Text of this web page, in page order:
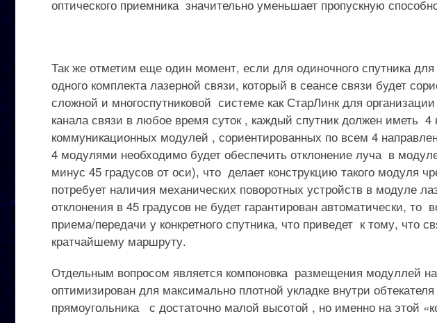
оптического приемника значительно уменьшает пропускную
Так же отметим еще один момент, если для одиночного спутника
одного комплекта лазерной связи, который в сеансе связи будет
сложной и многоспутниковой системе как СтарЛинк для
канала связи в любое время суток , каждый спутник должен иметь
коммуникационных модулей , сориентированных по всем 4
4 модулями необходимо будет обеспечить отклонение луча в
минус 45 градусов от оси), что делает конструкцию такого модуля
потребует наличия механических поворотных устройств в модуле
отклонения в 45 градусов не будет гарантирован автоматически,
приема/передачи у конкретного спутника, что приведет к тому, что
кратчайшему маршруту.
Отдельным вопросом является компоновка размещения модуллей
оптимизирован для максимально плотной укладке внутри
прямоугольника с достаточно малой высотой , но именно на этой